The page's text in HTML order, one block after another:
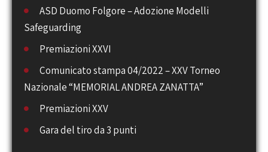
ASD Duomo Folgore – Adozione Modelli
Safeguarding
Premiazioni XXVI
Comunicato stampa 04/2022 – XXV Torneo
Nazionale “MEMORIAL ANDREA ZANATTA”
Premiazioni XXV
Gara del tiro da 3 punti